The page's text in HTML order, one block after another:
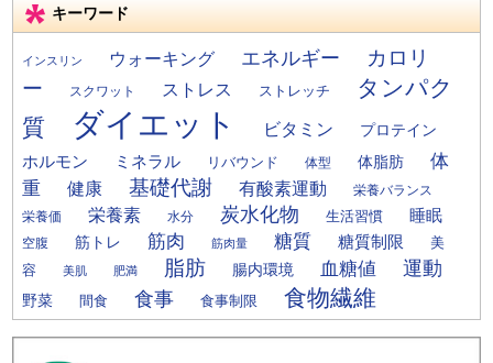
キーワード
インスリン ウォーキング エネルギー
カロリ
ー
スクワット ストレス ストレッチ
タンパク
質
ダイエット ビタミン
プロテイン
ホルモン
ミネラル リバウンド 体型 体脂肪
体
重
健康 基礎代謝 有酸素運動 栄養バランス
栄養価 栄養素 水分 炭水化物 生活習慣 睡眠
空腹 筋トレ 筋肉 筋肉量 糖質 糖質制限
美
容
美肌 肥満 脂肪 腸内環境 血糖値 運動
野菜 間食 食事 食事制限 食物繊維